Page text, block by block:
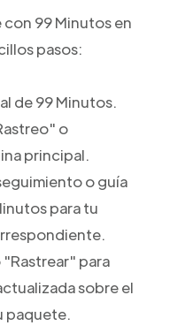
con 99 Minutos en
pasos:
de 99 Minutos.
o
principal.
o guía
para tu
para
sobre el
paquete.